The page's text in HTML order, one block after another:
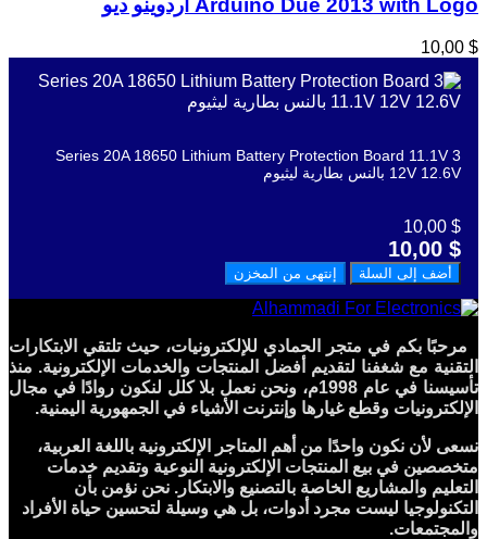
Arduino Due 2013 with Logo اردوينو ديو
$ 10,00
3 Series 20A 18650 Lithium Battery Protection Board 11.1V
12V 12.6V بالنس بطارية ليثيوم
$ 10,00
$ 10,00
أضف إلى السلة إنتهى من المخزن
مرحبًا بكم في متجر الحمادي للإلكترونيات، حيث تلتقي الابتكارات
التقنية مع شغفنا لتقديم أفضل المنتجات والخدمات الإلكترونية. منذ
تأسيسنا في عام 1998م، ونحن نعمل بلا كلل لنكون روادًا في مجال
الإلكترونيات وقطع غيارها وإنترنت الأشياء في الجمهورية اليمنية.
نسعى لأن نكون واحدًا من أهم المتاجر الإلكترونية باللغة العربية،
متخصصين في بيع المنتجات الإلكترونية النوعية وتقديم خدمات
التعليم والمشاريع الخاصة بالتصنيع والابتكار. نحن نؤمن بأن
التكنولوجيا ليست مجرد أدوات، بل هي وسيلة لتحسين حياة الأفراد
والمجتمعات.